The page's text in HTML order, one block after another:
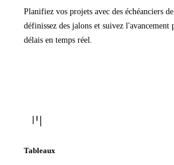
Planifiez vos projets avec des échéanciers
définissez des jalons et suivez l'avancement
délais en temps réel.
Tableaux